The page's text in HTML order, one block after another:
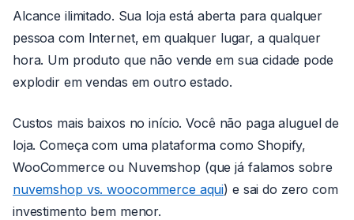
Alcance ilimitado. Sua loja está aberta para qualquer
pessoa com Internet, em qualquer lugar, a qualquer
hora. Um produto que não vende em sua cidade pode
explodir em vendas em outro estado.
Custos mais baixos no início. Você não paga aluguel de
loja. Começa com uma plataforma como Shopify,
WooCommerce ou Nuvemshop (que já falamos sobre
nuvemshop vs. woocommerce aqui) e sai do zero com
investimento bem menor.